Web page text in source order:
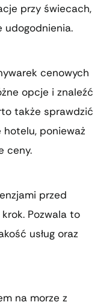
przy świecach,
udogodnienia.
cenowych
opcje i znaleźć
także sprawdzić
ponieważ
ceny.
przed
Pozwala to
usług oraz
na morze z